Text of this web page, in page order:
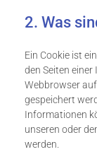
2. Was
Ein Cookie ist
den Seiten
Webbrowser
gespeichert
Informationen
unseren oder
werden.